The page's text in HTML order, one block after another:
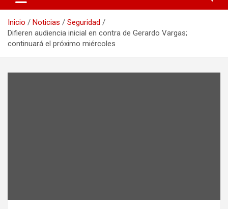
Inicio Noticias
Seguridad
Difieren audiencia inicial en contra de Gerardo Vargas;
continuará el próximo miércoles